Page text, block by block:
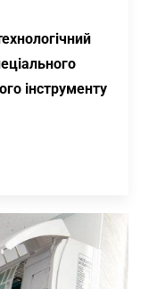
інструменту